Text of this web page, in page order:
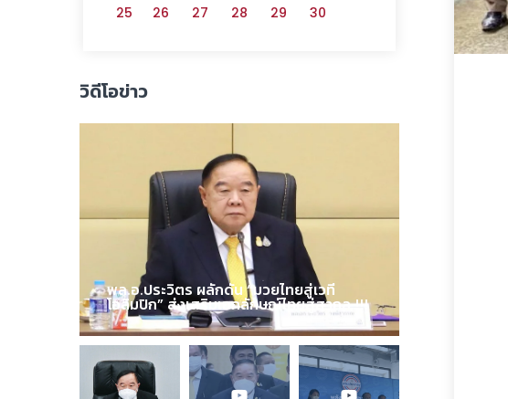
25 26 27 28 29 30
วิดีโอข่าว
พล.อ.ประวิตร ผลักดัน “มวยไทยสู่เวที
โอลิมปิก” ส่งเสริมเอกลักษณ์ไทยสู่สากล !!!